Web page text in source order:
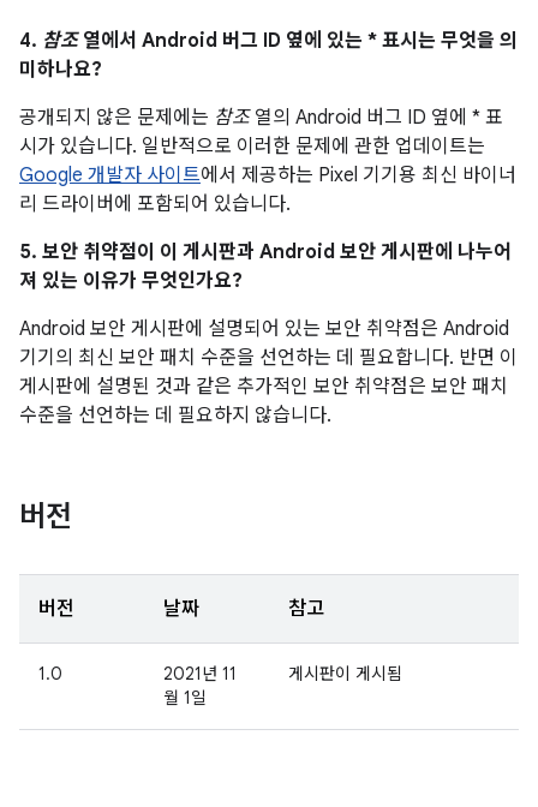
4. 참조열에서 Android 버그 ID 옆에 있는 * 표시는 무엇을 의
미하나요?
공개되지 않은 문제에는 참조열의 Android 버그 ID 옆에 * 표
시가 있습니다. 일반적으로 이러한 문제에 관한 업데이트는
Google 개발자 사이트에서 제공하는 Pixel 기기용 최신 바이너
리 드라이버에 포함되어 있습니다.
5. 보안 취약점이 이 게시판과 Android 보안 게시판에 나누어
져 있는 이유가 무엇인가요?
Android 보안 게시판에 설명되어 있는 보안 취약점은 Android
기기의 최신 보안 패치 수준을 선언하는 데 필요합니다. 반면 이
게시판에 설명된 것과 같은 추가적인 보안 취약점은 보안 패치
수준을 선언하는 데 필요하지 않습니다.
버전
버전 날짜 참고
1.0
2021년 11
월 1일
게시판이 게시됨